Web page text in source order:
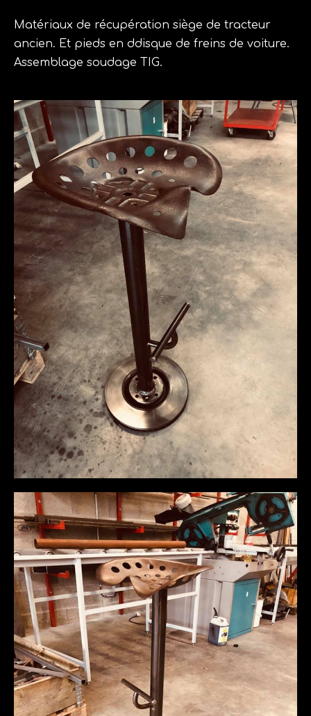
Matériaux de récupération siège de tracteur
ancien. Et pieds en ddisque de freins de voiture.
Assemblage soudage TIG.